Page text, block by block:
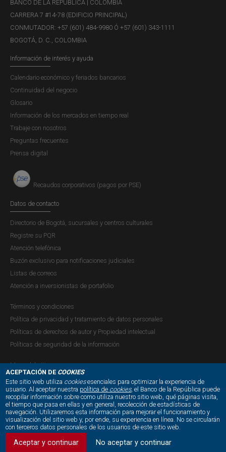
Concepto JDBR |DOMINGO, 6 DE FEBRERO DE 2022
"(...)
C21-166553 – Q21-10320 Concepto de
la Secretaría de la Junta Directiva
Concepto JDBR |
"(...) Damos respuesta a su comunicación de la
referencia, mediante la cual pregunta sobre la regulación
de los criptoactivos en Colombia. Sobre el particular, nos
permitimos informarle que: 1.
C21-162147 Q21-10053 Concepto de la
Secretaría de la Junta Directiva
Concepto JDBR | DOMINGO, 6 DE FEBRERO DE 2022
"(...) Damos respuesta a su comunicación de la
referencia, (...) mediante la cual consulta sobre la
utilización de criptoactivos como medio de pago. Sobre
el particular, nos permitimos informarle que: 1.
C21-93645 Q21-5582 Concepto de la
Secretaría de la Junta Directiva
DOMINGO, 6 DE FEBRERO DE 2022
"(...) Damos respuesta a su comunicación de la referencia
mediante la que hace una serie de preguntas a la
Superintendencia Financiera de Colombia (SFC) sobre los
criptoactivos, y se nos traslada lo referido al uso de
criptoactivos para llevar a cabo remesas (Sección B,
numerales 1, 2, 3 y...
ACEPTACIÓN DE COOKIES
Este sitio web utiliza cookiesesenciales para optimizar la experiencia de
usuario. Al aceptar nuestra política de cookies, el Banco de la República puede
recopilar información sobre como utiliza nuestro sitio web, qué páginas visita,
el tiempo que pasa en ellas y en general, recolección de estadísticas de
navegación. Utilizaremos esta información para mejorar el funcionamiento y
visualización del sitio web y, por ende, su experiencia en línea. No se circularán
con terceros datos personales de los usuarios de este sitio web.
Aceptar y continuar No aceptar y continuar
BANCO DE LA REPÚBLICA | COLOMBIA
CARRERA 7 #14-78 (EDIFICIO PRINCIPAL)
CONMUTADOR: +57 (601) 484-9980 Ó +57 (601) 343-1111
BOGOTÁ, D. C., COLOMBIA
Información de interés y ayuda
Calendario económico y feriados bancarios
Continuidad del negocio
Glosario
Información de los mercados en tiempo real
Trabaje con nosotros
Preguntas frecuentes
Prensa digital
Recaudos corporativos (pagos por PSE)
Datos de contacto
Directorio de Bogotá, sucursales y centros culturales
Registre su PQR
Atención telefónica
Buzón exclusivo para notificaciones judiciales
Listas de correos
Atención a inversionistas de portafolio
Términos y condiciones
Política de privacidad y tratamiento de datos personales
Políticas de derechos de autor y Propiedad intelectual
Políticas de seguridad de la información
Mapa del sitio
NUESTRAS REDES SOCIALES: